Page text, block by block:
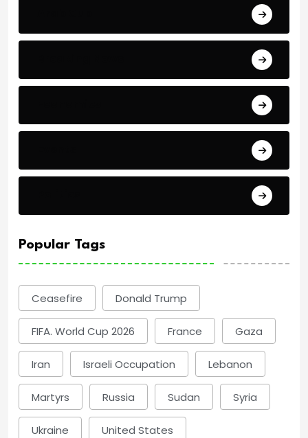
Popular Tags
Ceasefire Donald Trump
FIFA. World Cup 2026 France Gaza
Iran Israeli Occupation Lebanon
Martyrs Russia Sudan Syria
Ukraine United States